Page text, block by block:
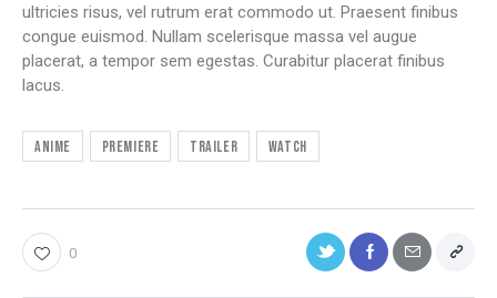
ultricies risus, vel rutrum erat commodo ut. Praesent finibus
congue euismod. Nullam scelerisque massa vel augue
placerat, a tempor sem egestas. Curabitur placerat finibus
lacus.
Anime Premiere Trailer Watch
0